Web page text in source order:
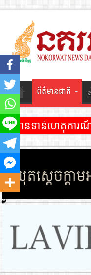
ព័ត៌មានជាតិ
ព័ត៌មានទាន់ហេតុការ